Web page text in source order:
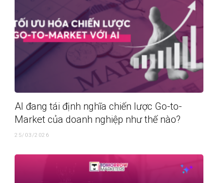
AI đang tái định nghĩa chiến lược Go-to-
Market của doanh nghiệp như thế nào?
25/03/2026